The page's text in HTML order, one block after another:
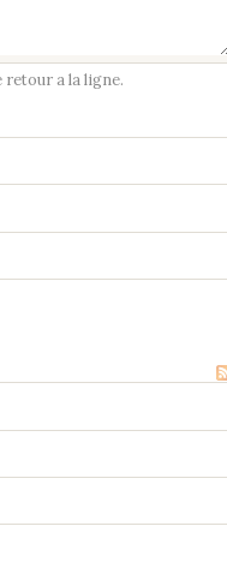
a la ligne.